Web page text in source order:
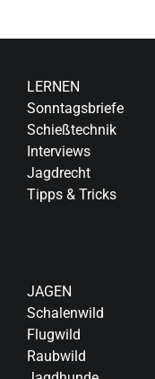
LERNEN
Sonntagsbriefe
Schießtechnik
Interviews
Jagdrecht
Tipps & Tricks
JAGEN
Schalenwild
Flugwild
Raubwild